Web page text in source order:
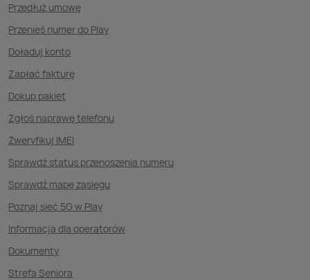
Przedłuż umowę
Przenieś numer do Play
Doładuj konto
Zapłać fakturę
Dokup pakiet
Zgłoś naprawę telefonu
Zweryfikuj IMEI
Sprawdź status przenoszenia numeru
Sprawdź mapę zasięgu
Poznaj sieć 5G w Play
Informacja dla operatorów
Dokumenty
Strefa Seniora